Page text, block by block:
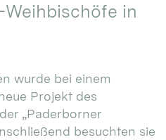
in
wurde bei einem
Projekt des
„Paderborner
besuchten sie